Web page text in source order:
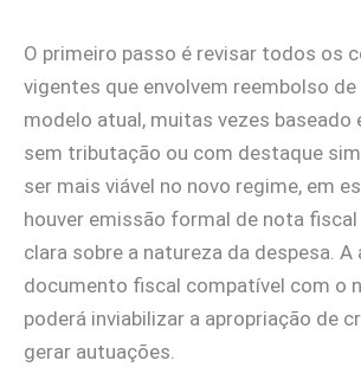
O primeiro passo é revisar todos os
vigentes que envolvem reembolso de
modelo atual, muitas vezes baseado
sem tributação ou com destaque
ser mais viável no novo regime, em
houver emissão formal de nota fiscal
clara sobre a natureza da despesa. A
documento fiscal compatível com o
poderá inviabilizar a apropriação de
gerar autuações.